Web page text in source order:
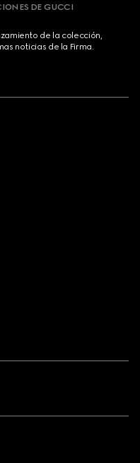
DE GUCCI
de la colección,
noticias de la Firma.